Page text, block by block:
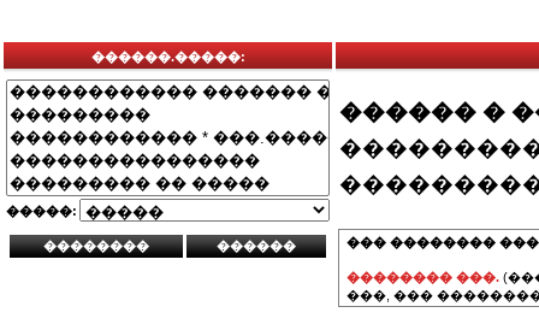
������.�����:
�����:
������ �
��� ��������
�������� ���.
���, ���